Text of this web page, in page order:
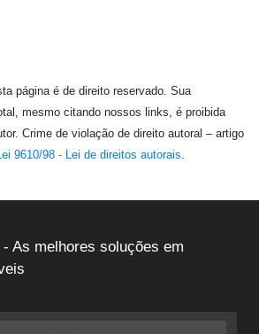
página é de direito reservado. Sua
mesmo citando nossos links, é proibida
Crime de violação de direito autoral – artigo
9610/98 - Lei de direitos autorais.
As melhores soluções em